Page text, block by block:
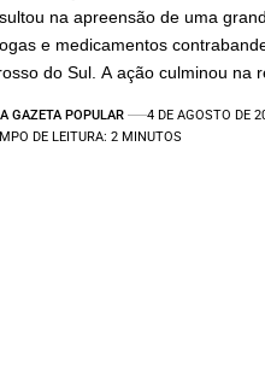
na apreensão de uma
e medicamentos
do Sul. A ação culminou na
A GAZETA POPULAR
4 DE AGOSTO DE
DE LEITURA: 2 MINUTOS